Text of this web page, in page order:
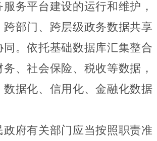
务平台建设的运行和维护，
跨部门、跨层级政务数据共享
同。依托基础数据库汇集整合
、社会保险、税收等数据，
数据化、信用化、金融化数据
政府有关部门应当按照职责准